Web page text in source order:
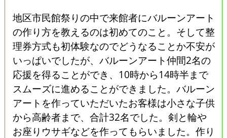
地区市民館祭りの中で来館者にバルーンアート
の作り方を教えるのは初めてのこと。そして整
理券方式も初体験なのでどうなることか不安が
いっぱいでしたが、バルーンアート仲間2名の
応援を得ることができ、10時から14時半まで
スムーズに進めることができました。バルーン
アートを作っていただいたお客様は小さな子供
から高齢者まで、合計32名でした。剣と輪や
お座りウサギなどを作ってもらいました。作り